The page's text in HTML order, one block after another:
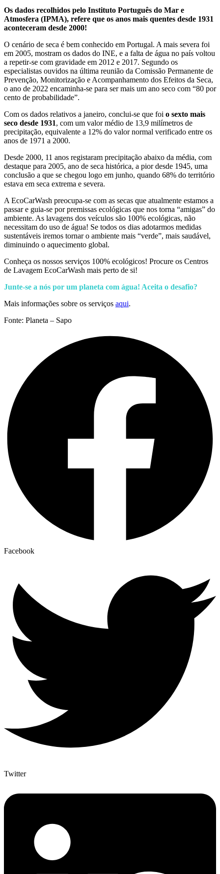
Os dados recolhidos pelo Instituto Português do Mar e
Atmosfera (IPMA), refere que os anos mais quentes desde 1931
aconteceram desde 2000!
O cenário de seca é bem conhecido em Portugal. A mais severa foi
em 2005, mostram os dados do INE, e a falta de água no país voltou
a repetir-se com gravidade em 2012 e 2017. Segundo os
especialistas ouvidos na última reunião da Comissão Permanente de
Prevenção, Monitorização e Acompanhamento dos Efeitos da Seca,
o ano de 2022 encaminha-se para ser mais um ano seco com “80 por
cento de probabilidade”.
Com os dados relativos a janeiro, conclui-se que foi o sexto mais
seco desde 1931, com um valor médio de 13,9 milímetros de
precipitação, equivalente a 12% do valor normal verificado entre os
anos de 1971 a 2000.
Desde 2000, 11 anos registaram precipitação abaixo da média, com
destaque para 2005, ano de seca histórica, a pior desde 1945, uma
conclusão a que se chegou logo em junho, quando 68% do território
estava em seca extrema e severa.
A EcoCarWash preocupa-se com as secas que atualmente estamos a
passar e guia-se por premissas ecológicas que nos torna “amigas” do
ambiente. As lavagens dos veículos são 100% ecológicas, não
necessitam do uso de água! Se todos os dias adotarmos medidas
sustentáveis iremos tornar o ambiente mais “verde”, mais saudável,
diminuindo o aquecimento global.
Conheça os nossos serviços 100% ecológicos! Procure os Centros
de Lavagem EcoCarWash mais perto de si!
Junte-se a nós por um planeta com água! Aceita o desafio?
Mais informações sobre os serviços aqui.
Fonte: Planeta – Sapo
Facebook
Twitter